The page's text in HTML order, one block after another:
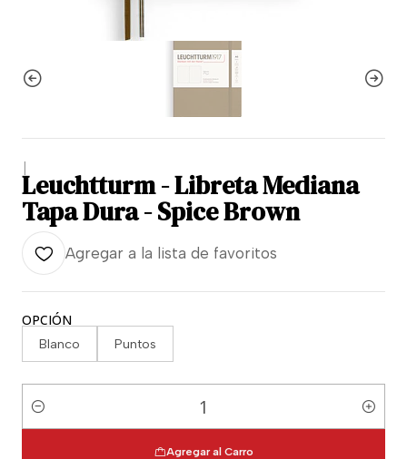
|
Leuchtturm - Libreta Mediana
Tapa Dura - Spice Brown
Agregar a la lista de favoritos
OPCIÓN
Blanco Puntos
Cantidad
Agregar al Carro